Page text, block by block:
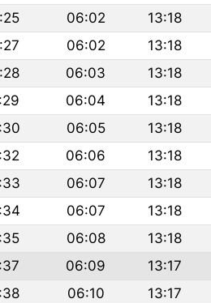
06:02 13:18
06:02 13:18
06:03 13:18
06:04 13:18
06:05 13:18
06:06 13:18
06:07 13:18
06:07 13:18
06:08 13:18
06:09 13:17
06:10 13:17